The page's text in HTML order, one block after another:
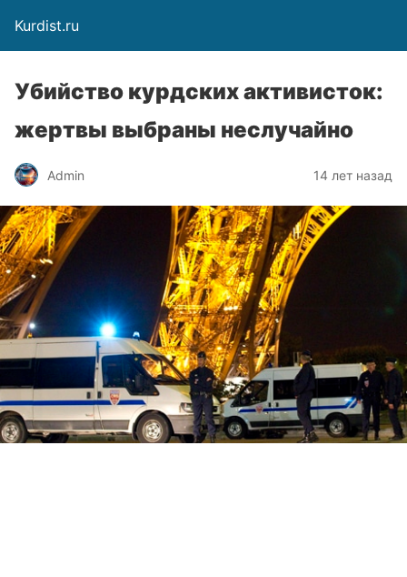
Kurdist.ru
Убийство курдских активисток:
жертвы выбраны неслучайно
Admin 14 лет назад